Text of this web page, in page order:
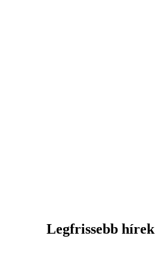
Legfrissebb hírek